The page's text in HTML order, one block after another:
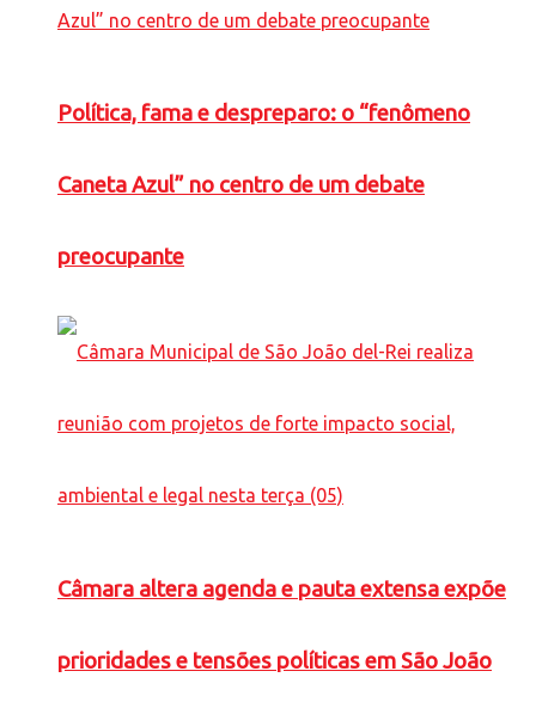
Política, fama e despreparo: o “fenômeno
Caneta Azul” no centro de um debate
preocupante
Câmara altera agenda e pauta extensa expõe
prioridades e tensões políticas em São João